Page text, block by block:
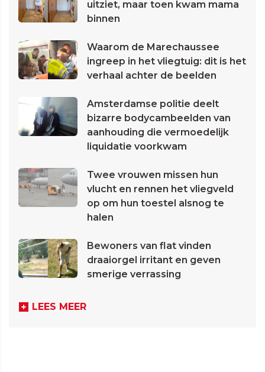
uitziet, maar toen kwam mama
binnen
Waarom de Marechaussee
ingreep in het vliegtuig: dit is het
verhaal achter de beelden
Amsterdamse politie deelt
bizarre bodycambeelden van
aanhouding die vermoedelijk
liquidatie voorkwam
Twee vrouwen missen hun
vlucht en rennen het vliegveld
op om hun toestel alsnog te
halen
Bewoners van flat vinden
draaiorgel irritant en geven
smerige verrassing
LEES MEER